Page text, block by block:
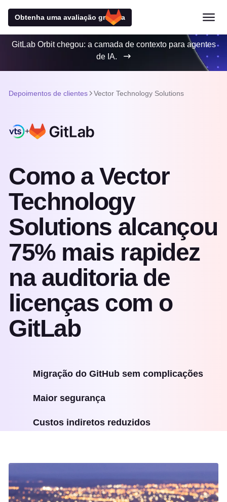
Obtenha uma avaliação gratuita
GitLab Orbit chegou: a camada de contexto para agentes
de IA.
Depoimentos de clientes Vector Technology Solutions
+
Como a Vector
Technology
Solutions alcançou
75% mais rapidez
na auditoria de
licenças com o
GitLab
Migração do GitHub sem complicações
Maior segurança
Custos indiretos reduzidos